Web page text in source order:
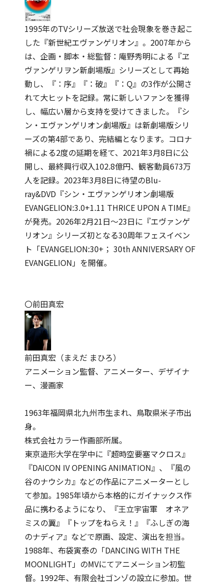
1995年のTVシリーズ放送で社会現象を巻き起こ
した『新世紀エヴァンゲリオン』。2007年から
は、企画・脚本・総監督：庵野秀明による『ヱ
ヴァンゲリヲン新劇場版』シリーズとして再始
動し、『：序』『：破』『：Q』の3作が公開さ
れて大ヒットを記録。常に新しいファンを獲得
し、幅広い層から支持を受けてきました。『シ
ン・エヴァンゲリオン劇場版』は新劇場版シリ
ーズの第4部であり、完結編となります。コロナ
禍による2度の延期を経て、2021年3月8日に公
開し、最終興行収入102.8億円、観客動員673万
人を記録。2023年3月8日に待望のBlu-
ray&DVD『シン・エヴァンゲリオン劇場版
EVANGELION:3.0+1.11 THRICE UPON A TIME』
が発売。2026年2月21日〜23日に『エヴァンゲ
リオン』シリーズ初となる30周年フェスイベン
ト「EVANGELION:30+； 30th ANNIVERSARY OF
EVANGELION」を開催。
〇前田真宏
前田真宏（まえだ まひろ）
アニメーション監督、アニメーター、デザイナ
ー、漫画家
1963年福岡県北九州市生まれ、鳥取県米子市出
身。
株式会社カラー作画部所属。
東京造形大学在学中に『超時空要塞マクロス』
『DAICON IV OPENING ANIMATION』、『風の
谷のナウシカ』などの作品にアニメーターとし
て参加。1985年頃から本格的にガイナックス作
品に携わるようになり、『王立宇宙軍 オネア
ミスの翼』『トップをねらえ！』『ふしぎの海
のナディア』などで原画、設定、演出を担当。
1988年、布袋寅泰の「DANCING WITH THE
MOONLIGHT」のMVにてアニメーション初監
督。1992年、有限会社ゴンゾの設立に参加。世